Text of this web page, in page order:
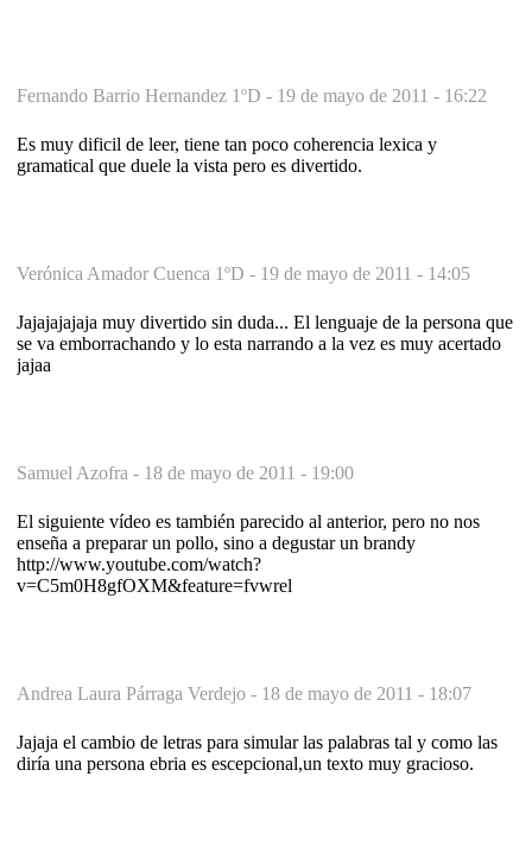
Fernando Barrio Hernandez 1ºD - 19 de mayo de 2011 - 16:22
Es muy dificil de leer, tiene tan poco coherencia lexica y
gramatical que duele la vista pero es divertido.
Verónica Amador Cuenca 1ºD - 19 de mayo de 2011 - 14:05
Jajajajajaja muy divertido sin duda... El lenguaje de la persona que
se va emborrachando y lo esta narrando a la vez es muy acertado
jajaa
Samuel Azofra - 18 de mayo de 2011 - 19:00
El siguiente vídeo es también parecido al anterior, pero no nos
enseña a preparar un pollo, sino a degustar un brandy
http://www.youtube.com/watch?
v=C5m0H8gfOXM&feature=fvwrel
Andrea Laura Párraga Verdejo - 18 de mayo de 2011 - 18:07
Jajaja el cambio de letras para simular las palabras tal y como las
diría una persona ebria es escepcional,un texto muy gracioso.